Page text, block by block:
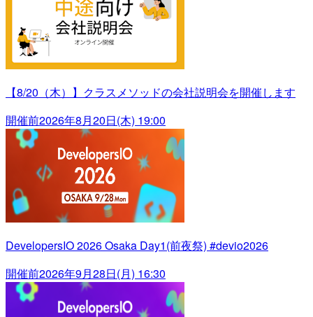
【8/20（木）】クラスメソッドの会社説明会を開催します
開催前2026年8月20日(木) 19:00
DevelopersIO 2026 Osaka Day1(前夜祭) #devio2026
開催前2026年9月28日(月) 16:30